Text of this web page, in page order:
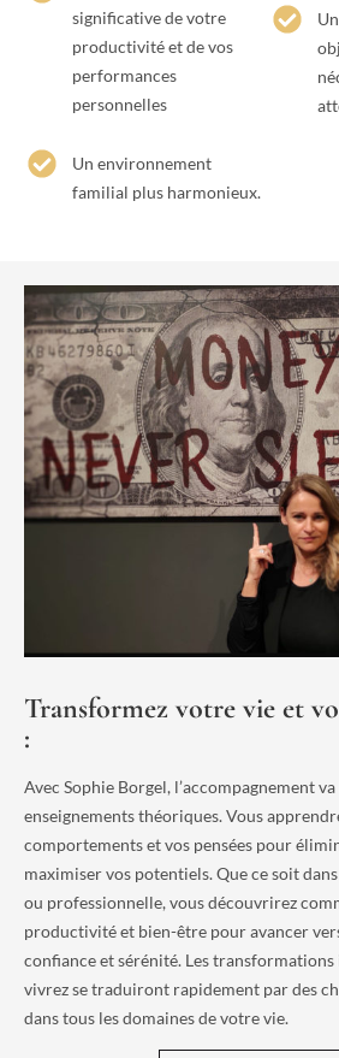
significative de votre
productivité et de vos
performances
personnelles
Un environnement
familial plus harmonieux.
Transformez votre vie et
:
Avec Sophie Borgel, l’accompagnement
enseignements théoriques. Vous
comportements et vos pensées pour
maximiser vos potentiels. Que ce soit
ou professionnelle, vous découvrirez
productivité et bien-être pour avancer
confiance et sérénité. Les
vivrez se traduiront rapidement par des
dans tous les domaines de votre vie.